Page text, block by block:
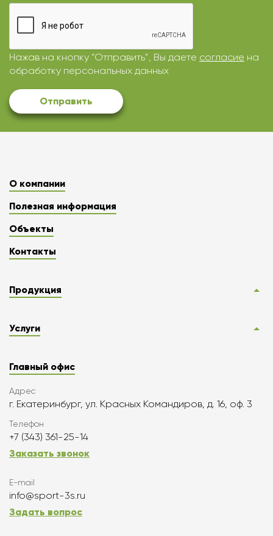
Нажав на кнопку “Отправить”, Вы даете согласие на
обработку персональных данных
Отправить
О компании
Полезная информация
Объекты
Контакты
Продукция
Услуги
Главный офис
Адрес
г. Екатеринбург, ул. Красных Командиров, д. 16, оф. 3
Телефон
+7 (343) 361-25-14
Заказать звонок
E-mail
info@sport-3s.ru
Задать вопрос